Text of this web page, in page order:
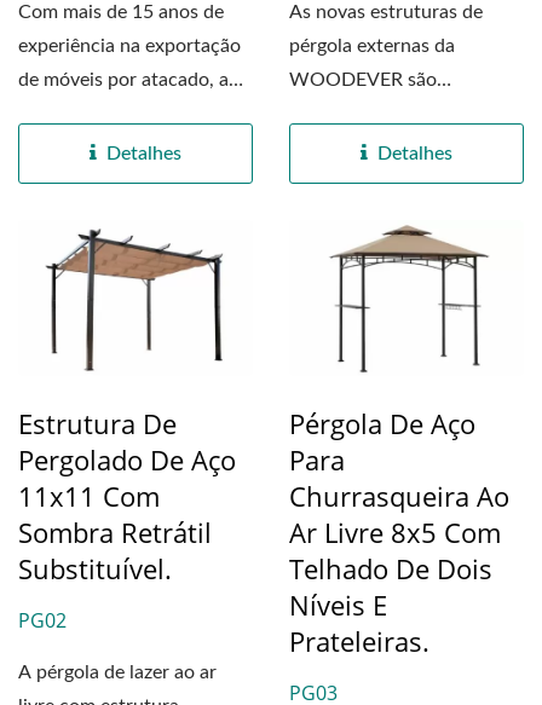
Com mais de 15 anos de
experiência na exportação
de móveis por atacado, a
Detalhes
As novas estruturas de
pérgola externas da
WOODEVER são
metálico de alta...
Detalhes
Estrutura De
Pergolado De Aço
11x11 Com
Sombra Retrátil
Substituível.
PG02
A pérgola de lazer ao ar
Pérgola De Aço
Para
Churrasqueira Ao
Ar Livre 8x5 Com
Telhado De Dois
Níveis E
Prateleiras.
PG03